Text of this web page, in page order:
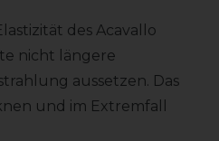
des Acavallo
nicht längere
aussetzen. Das
und im Extremfall